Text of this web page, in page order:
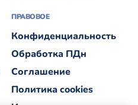
ПРАВОВОЕ
Конфиденциальность
Обработка ПДн
Соглашение
Политика cookies